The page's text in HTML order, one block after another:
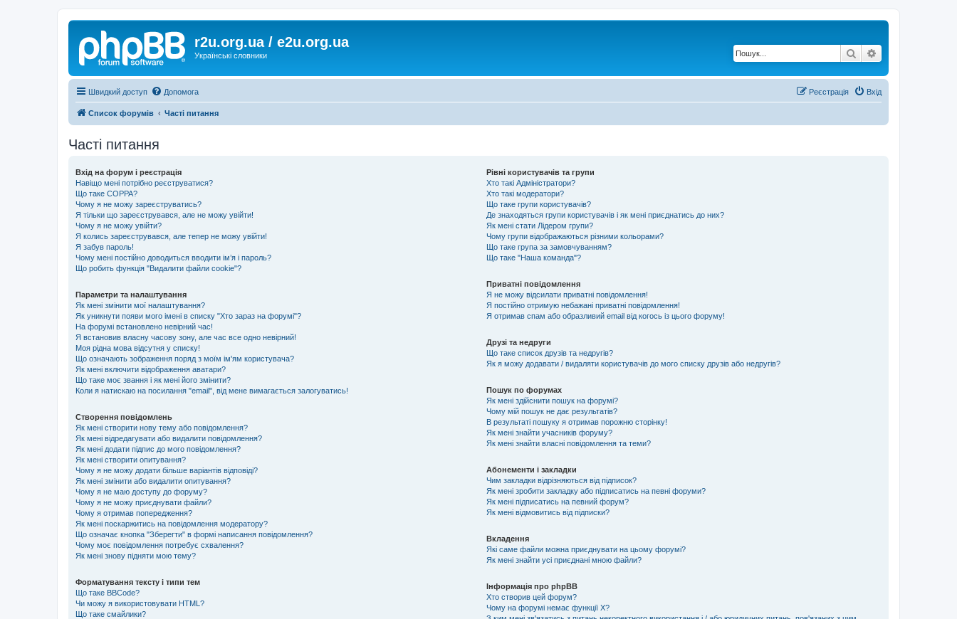
r2u.org.ua / e2u.org.ua
Українські словники Пошук
Швидкий доступ Допомога Вхід
Реєстрація
Список форумів Часті питання
Часті питання
Вхід на форум і реєстрація
Навіщо мені потрібно реєструватися?
Що таке COPPA?
Чому я не можу зареєструватись?
Я тільки що зареєструвався, але не можу увійти!
Чому я не можу увійти?
Я колись зареєструвався, але тепер не можу увійти!
Я забув пароль!
Чому мені постійно доводиться вводити ім’я і пароль?
Що робить функція "Видалити файли cookie"?
Параметри та налаштування
Як мені змінити мої налаштування?
Як уникнути появи мого імені в списку "Хто зараз на форумі"?
На форумі встановлено невірний час!
Я встановив власну часову зону, але час все одно невірний!
Моя рідна мова відсутня у списку!
Що означають зображення поряд з моїм ім'ям користувача?
Як мені включити відображення аватари?
Що таке моє звання і як мені його змінити?
Коли я натискаю на посилання "email", від мене вимагається залогуватись!
Створення повідомлень
Як мені створити нову тему або повідомлення?
Як мені відредагувати або видалити повідомлення?
Як мені додати підпис до мого повідомлення?
Як мені створити опитування?
Чому я не можу додати більше варіантів відповіді?
Як мені змінити або видалити опитування?
Чому я не маю доступу до форуму?
Чому я не можу приєднувати файли?
Чому я отримав попередження?
Як мені поскаржитись на повідомлення модератору?
Що означає кнопка "Зберегти" в формі написання повідомлення?
Чому моє повідомлення потребує схвалення?
Як мені знову підняти мою тему?
Форматування тексту і типи тем
Що таке BBCode?
Чи можу я використовувати HTML?
Що таке смайлики?
Рівні користувачів та групи
Хто такі Адміністратори?
Хто такі модератори?
Що таке групи користувачів?
Де знаходяться групи користувачів і як мені приєднатись до них?
Як мені стати Лідером групи?
Чому групи відображаються різними кольорами?
Що таке група за замовчуванням?
Що таке "Наша команда"?
Приватні повідомлення
Я не можу відсилати приватні повідомлення!
Я постійно отримую небажані приватні повідомлення!
Я отримав спам або образливий email від когось із цього форуму!
Друзі та недруги
Що таке список друзів та недругів?
Як я можу додавати / видаляти користувачів до мого списку друзів або недругів?
Пошук по форумах
Як мені здійснити пошук на форумі?
Чому мій пошук не дає результатів?
В результаті пошуку я отримав порожню сторінку!
Як мені знайти учасників форуму?
Як мені знайти власні повідомлення та теми?
Абонементи і закладки
Чим закладки відрізняються від підписок?
Як мені зробити закладку або підписатись на певні форуми?
Як мені підписатись на певний форум?
Як мені відмовитись від підписки?
Вкладення
Які саме файли можна приєднувати на цьому форумі?
Як мені знайти усі приєднані мною файли?
Інформація про phpBB
Хто створив цей форум?
Чому на форумі немає функції X?